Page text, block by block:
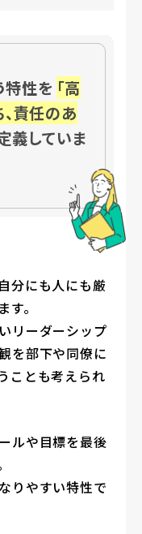
特性を 「高
責任のあ
義していま
分にも人にも厳
。
リーダーシップ
を部下や同僚に
ことも考えられ
ルや目標を最後
りやすい特性で